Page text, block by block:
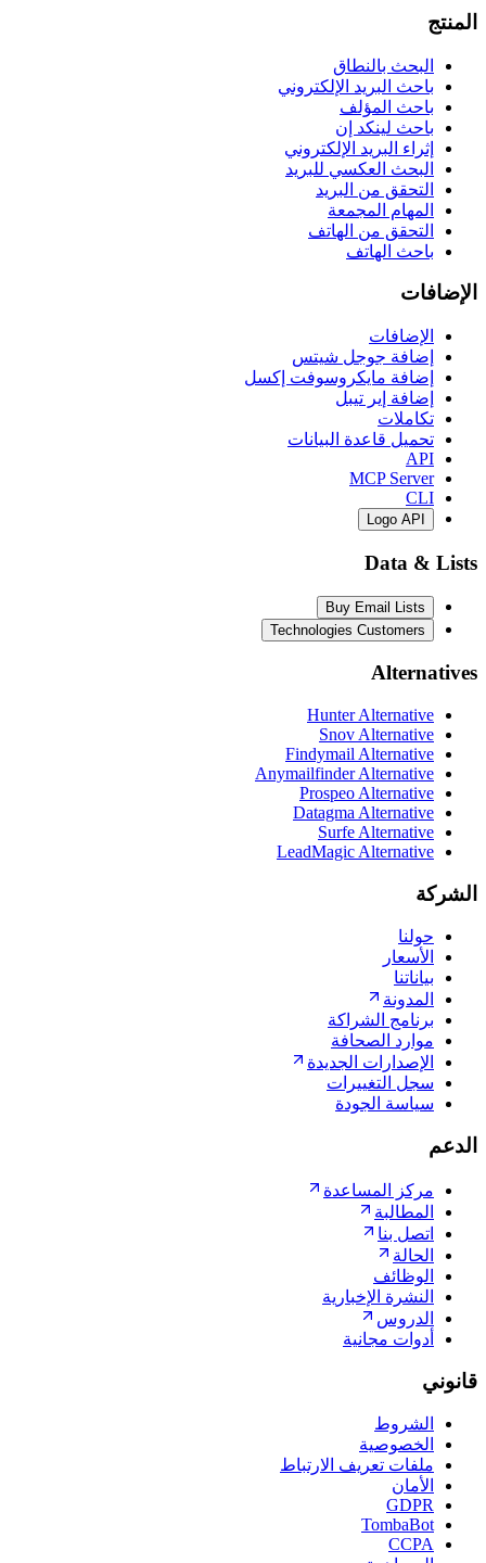
المنتج
البحث بالنطاق
باحث البريد الإلكتروني
باحث المؤلف
باحث لينكد إن
إثراء البريد الإلكتروني
البحث العكسي للبريد
التحقق من البريد
المهام المجمعة
التحقق من الهاتف
باحث الهاتف
الإضافات
الإضافات
إضافة جوجل شيتس
إضافة مايكروسوفت إكسل
إضافة إير تيبل
تكاملات
تحميل قاعدة البيانات
API
MCP Server
CLI
Logo API
Data & Lists
Buy Email Lists
Technologies Customers
Alternatives
Hunter Alternative
Snov Alternative
Findymail Alternative
Anymailfinder Alternative
Prospeo Alternative
Datagma Alternative
Surfe Alternative
LeadMagic Alternative
الشركة
حولنا
الأسعار
بياناتنا
المدونة
برنامج الشراكة
موارد الصحافة
الإصدارات الجديدة
سجل التغييرات
سياسة الجودة
الدعم
مركز المساعدة
المطالبة
اتصل بنا
الحالة
الوظائف
النشرة الإخبارية
الدروس
أدوات مجانية
قانوني
الشروط
الخصوصية
ملفات تعريف الارتباط
الأمان
GDPR
TombaBot
CCPA